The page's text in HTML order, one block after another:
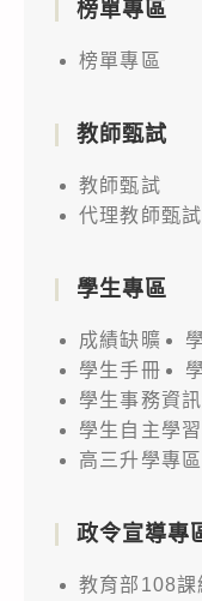
榜單專區
榜單專區
教師甄試
教師甄試
代理教師甄試
學生專區
成績缺曠
學生手冊
學生事務資
學生自主學
高三升學專區
政令宣導專
教育部108課